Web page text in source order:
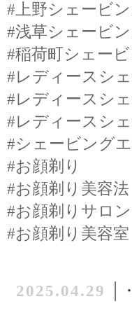
#上野シェービ
#浅草シェービ
#稲荷町シェー
#レディースシ
#レディースシ
#レディースシ
#シェービング
#お顔剃り
#お顔剃り美容法
#お顔剃りサロン
#お顔剃り美容室
2025.04.29